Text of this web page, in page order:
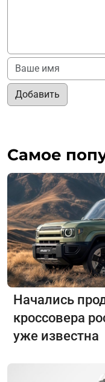
Добавить
Самое
Начались
кроссовера
уже известна